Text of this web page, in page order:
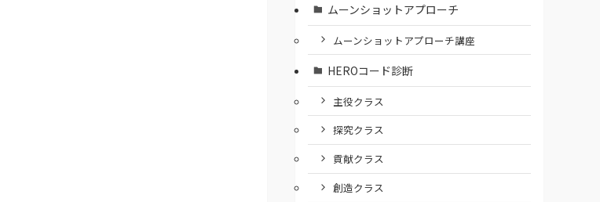
ムーンショットアプローチ
ムーンショットアプローチ講座
HEROコード診断
主役クラス
探究クラス
貢献クラス
創造クラス